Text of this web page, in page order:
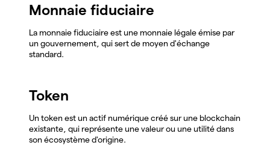
Monnaie fiduciaire
La monnaie fiduciaire est une monnaie légale émise par
un gouvernement, qui sert de moyen d'échange
standard.
Token
Un token est un actif numérique créé sur une blockchain
existante, qui représente une valeur ou une utilité dans
son écosystème d'origine.